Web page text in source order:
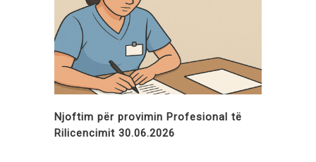
Njoftim për provimin Profesional të
Rilicencimit 30.06.2026